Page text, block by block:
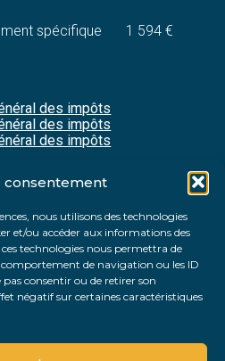
consentement
nous utilisons des technologies
et/ou accéder aux informations des
technologies nous permettra de
comportement de navigation ou les ID
pas consentir ou de retirer son
négatif sur certaines caractéristiques
spécifique 1 594 €
des impôts
des impôts
des impôts